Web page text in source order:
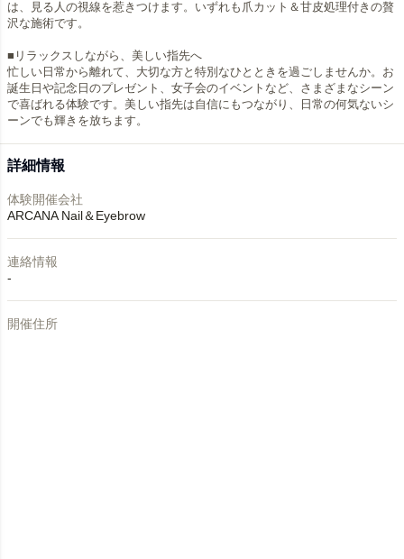
は、見る人の視線を惹きつけます。いずれも爪カット＆甘皮処理付きの贅
沢な施術です。
■リラックスしながら、美しい指先へ
忙しい日常から離れて、大切な方と特別なひとときを過ごしませんか。お
誕生日や記念日のプレゼント、女子会のイベントなど、さまざまなシーン
で喜ばれる体験です。美しい指先は自信にもつながり、日常の何気ないシ
ーンでも輝きを放ちます。
詳細情報
体験開催会社
ARCANA Nail＆Eyebrow
連絡情報
-
開催住所